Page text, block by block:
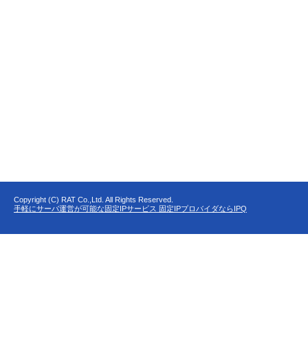
Copyright (C) RAT Co.,Ltd. All Rights Reserved.
手軽にサーバ運営が可能な固定IPサービス 固定IPプロバイダならIPQ